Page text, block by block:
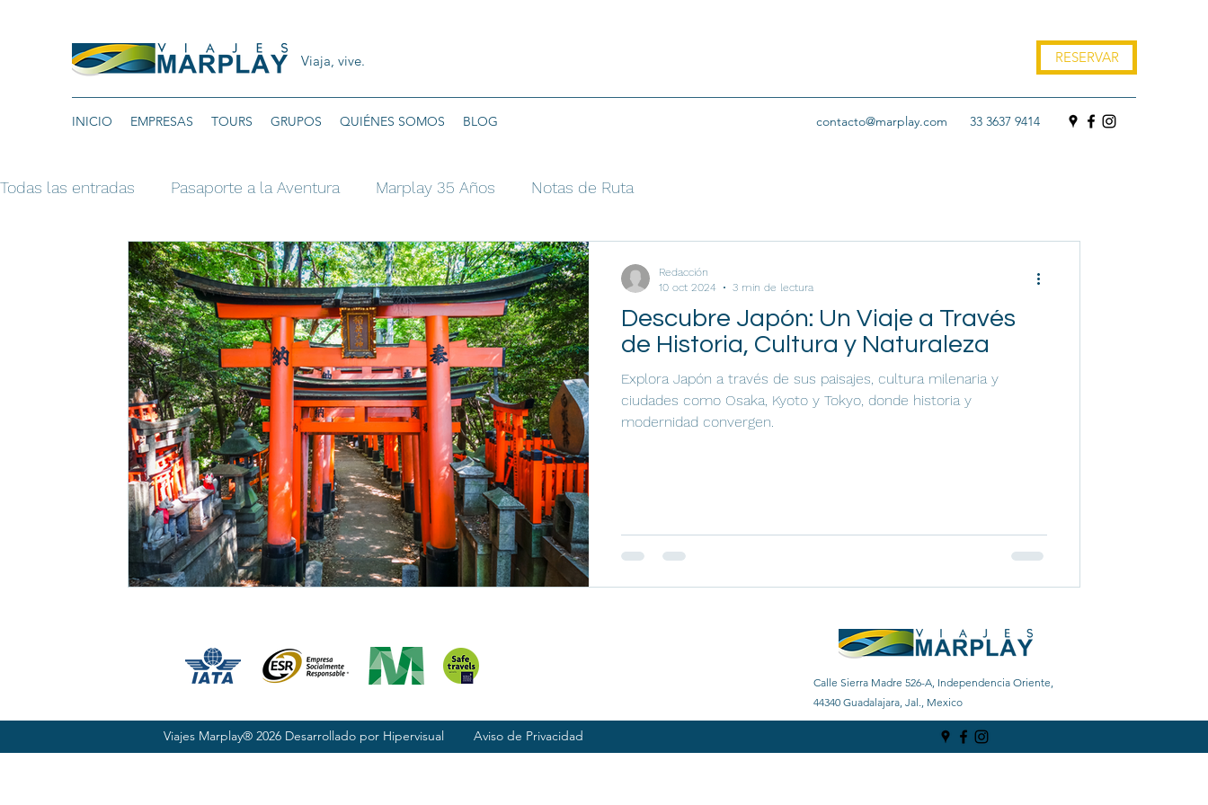
Viaja, vive. RESERVAR
INICIO EMPRESAS TOURS GRUPOS QUIÉNES SOMOS BLOG contacto@marplay.com 33 3637 9414
Todas las entradas Pasaporte a la Aventura Marplay 35 Años Notas de Ruta
Descubre Japón: Un Viaje a Través
de Historia, Cultura y Naturaleza
Explora Japón a través de sus paisajes, cultura milenaria y
ciudades como Osaka, Kyoto y Tokyo, donde historia y
modernidad convergen.
Redacción
10 oct 2024
3 min de lectura
Calle Sierra Madre 526-A, Independencia Oriente,
44340 Guadalajara, Jal., Mexico
Viajes Marplay® 2026 Desarrollado por Hipervisual Aviso de Privacidad